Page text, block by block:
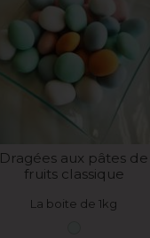
Dragées aux pâtes de
fruits classique
La boite de 1kg